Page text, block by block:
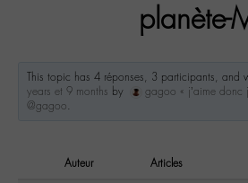
planète-
This topic has 4 réponses, 3 participants, and
years et 9 months by
gagoo « j’aime donc
@gagoo.
Auteur Articles